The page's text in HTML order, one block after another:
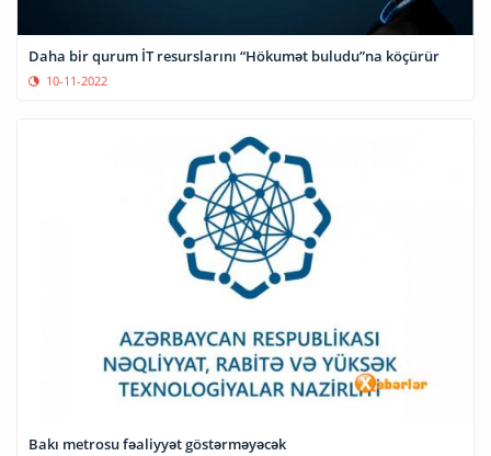
Daha bir qurum İT resurslarını “Hökumət buludu”na köçürür
10-11-2022
Bakı metrosu fəaliyyət göstərməyəcək